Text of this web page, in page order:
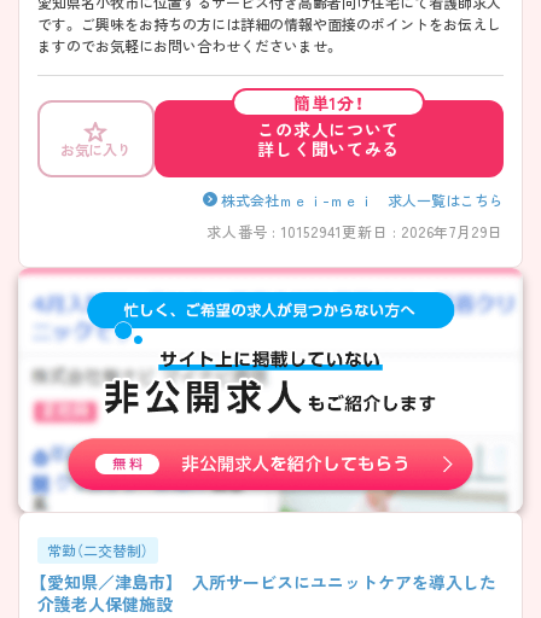
です。 ご興味をお持ちの方には詳細の情報や面接のポイントをお伝えし
ますのでお気軽にお問い合わせくださいませ。
お気に入り
簡単1分！
この求人について
詳しく聞いてみる
株式会社ｍｅｉ-ｍｅｉ 求人一覧はこちら
求人番号 : 10152941更新日 : 2026年7月29日
常勤（二交替制）
【愛知県／津島市】 入所サービスにユニットケアを導入した
介護老人保健施設